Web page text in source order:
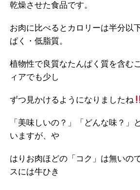
乾燥させた食品です。
お肉に比べるとカロリーは半分以
ぱく・低脂質。
植物性で良質なたんぱく質を含む
ィアでも少し
ずつ見かけるようになりましたね
「美味しいの？」「どんな味？」
いますが、や
はりお肉ほどの「コク」は無いの
スには牛ひき